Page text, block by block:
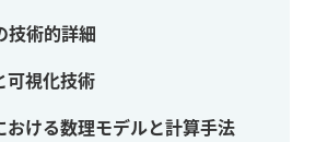
技術的詳細
可視化技術
おける数理モデルと計算手法